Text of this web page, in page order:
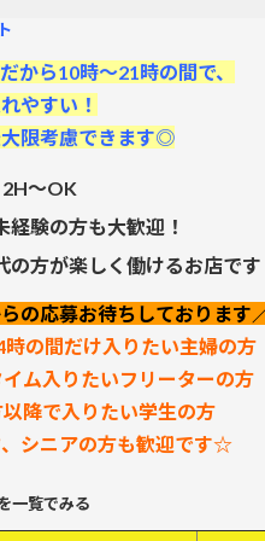
から10時～21時の間で、
やすい！
限考慮できます◎
～OK
経験の方も大歓迎！
の方が楽しく働けるお店で
の応募お待ちしております
の間だけ入りたい主婦の方
ム入りたいフリーターの方
降で入りたい学生の方
シニアの方も歓迎です☆
一覧でみる